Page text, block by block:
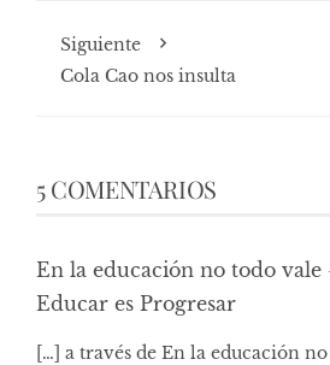
Siguiente
Cola Cao nos insulta
5 COMENTARIOS
En la educación no todo
Educar es Progresar
[…] a través de En la educación